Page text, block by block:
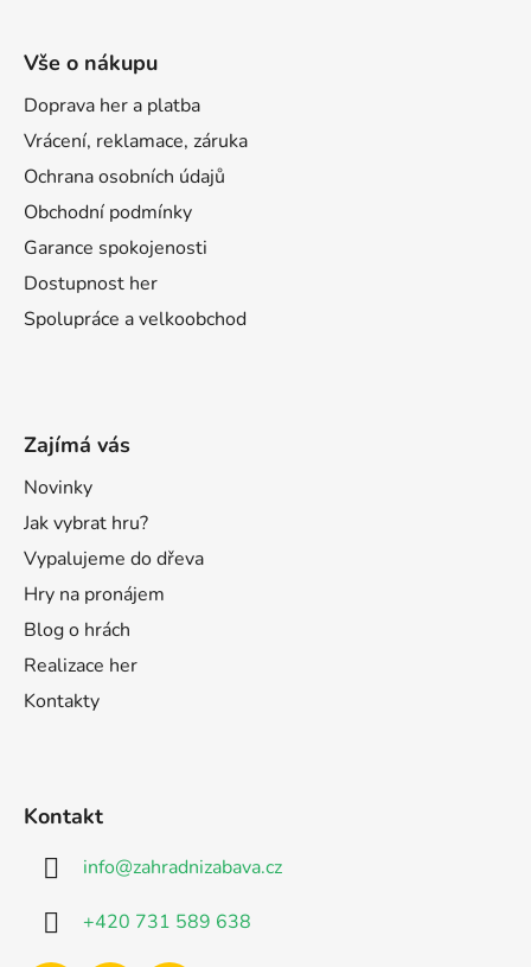
Vše o nákupu
Doprava her a platba
Vrácení, reklamace, záruka
Ochrana osobních údajů
Obchodní podmínky
Garance spokojenosti
Dostupnost her
Spolupráce a velkoobchod
Zajímá vás
Novinky
Jak vybrat hru?
Vypalujeme do dřeva
Hry na pronájem
Blog o hrách
Realizace her
Kontakty
Kontakt
info@zahradnizabava.cz
+420 731 589 638